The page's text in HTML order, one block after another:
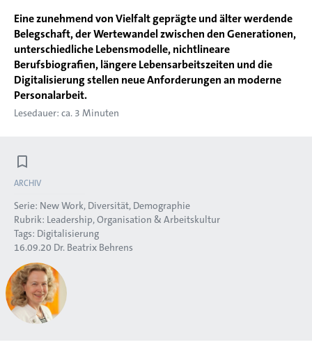
Eine zunehmend von Vielfalt geprägte und älter werdende
Belegschaft, der Wertewandel zwischen den Generationen,
unterschiedliche Lebensmodelle, nichtlineare
Berufsbiografien, längere Lebensarbeitszeiten und die
Digitalisierung stellen neue Anforderungen an moderne
Personalarbeit.
Lesedauer: ca. 3 Minuten
ARCHIV
Serie: New Work, Diversität, Demographie
Rubrik: Leadership, Organisation & Arbeitskultur
Tags: Digitalisierung
16.09.20 Dr. Beatrix Behrens